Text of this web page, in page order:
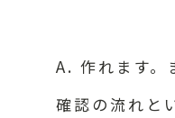
A. 作れます。
確認の流れと